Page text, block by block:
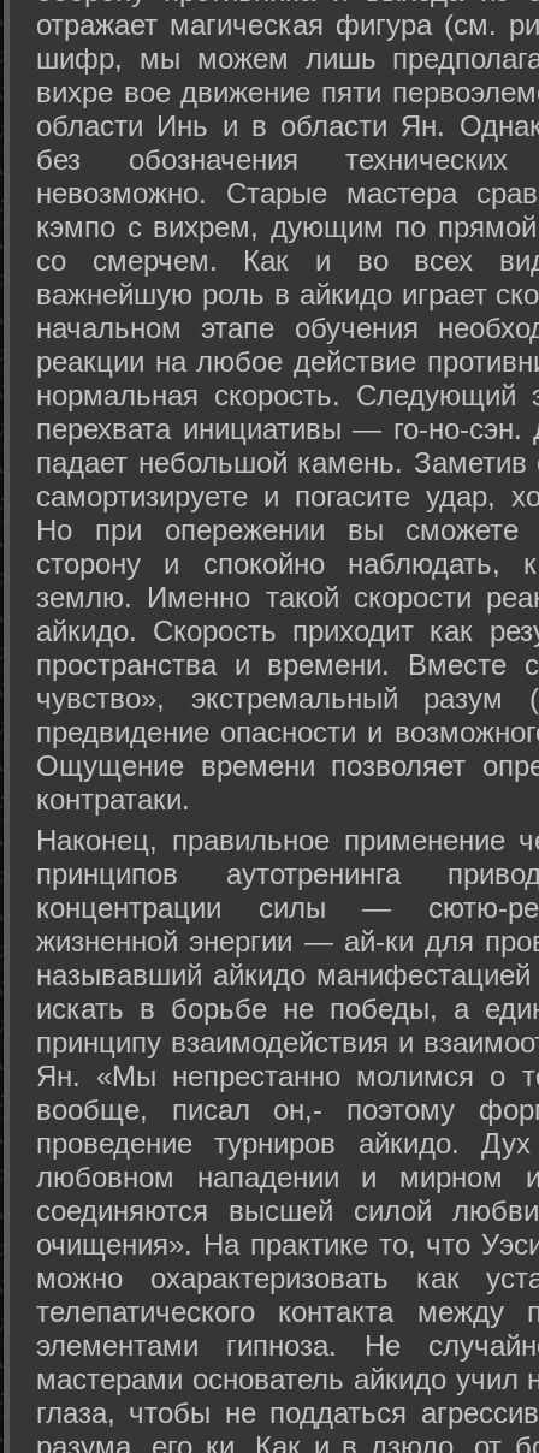
отражает магическая фигура (см.
шифр, мы можем лишь
вихре вое движение пяти
области Инь и в области Ян.
без обозначения
невозможно. Старые мастера
кэмпо с вихрем, дующим по
со смерчем. Как и во всех
важнейшую роль в айкидо играет
начальном этапе обучения
реакции на любое действие
нормальная скорость.
перехвата инициативы — го-но-
падает небольшой камень.
самортизируете и погасите удар,
Но при опережении вы сможете
сторону и спокойно наблюдать,
землю. Именно такой скорости
айкидо. Скорость приходит как
пространства и времени. Вместе
чувство», экстремальный разум
предвидение опасности и
Ощущение времени позволяет
контратаки.
Наконец, правильное применение
принципов аутотренинга
концентрации силы — сютю-
жизненной энергии — ай-ки для
называвший айкидо
искать в борьбе не победы, а
принципу взаимодействия и
Ян. «Мы непрестанно молимся о
вообще, писал он,- поэтому
проведение турниров айкидо.
любовном нападении и мирном
соединяются высшей силой
очищения». На практике то, что
можно охарактеризовать как
телепатического контакта между
элементами гипноза. Не
мастерами основатель айкидо учил
глаза, чтобы не поддаться
разума, его ки. Как и в дзюдо, от